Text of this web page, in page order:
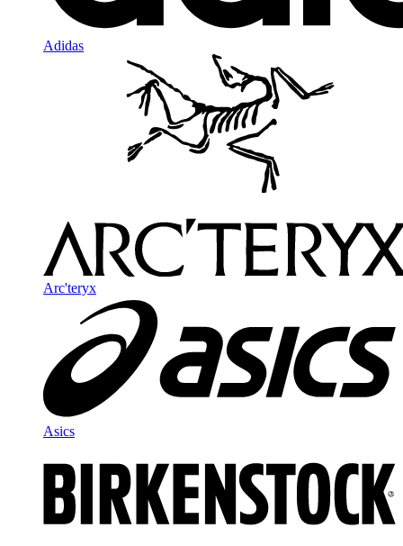
Adidas
Arc'teryx
Asics